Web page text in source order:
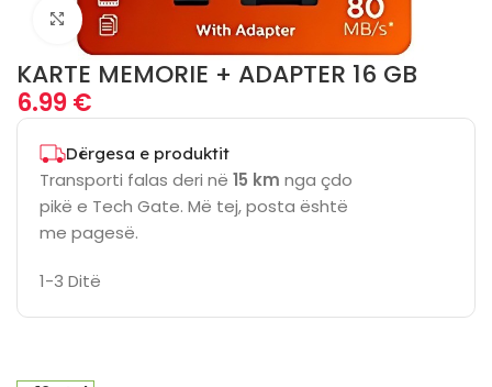
Click to enlarge
KARTE MEMORIE + ADAPTER 16 GB
6.99€
Dërgesa e produktit
Transporti falas deri në 15 km nga çdo
pikë e Tech Gate. Më tej, posta është
me pagesë.
1-3 Ditë